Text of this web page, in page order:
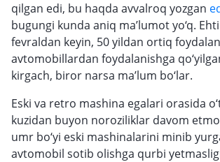
qilgan edi, bu haqda avvalroq yozgan
bugungi kunda aniq ma’lumot yo‘q.
fevraldan keyin, 50 yildan ortiq
avtomobillardan foydalanishga
kirgach, biror narsa ma’lum bo‘lar.
Eski va retro mashina egalari orasida
kuzidan buyon noroziliklar davom
umr bo‘yi eski mashinalarini minib
avtomobil sotib olishga qurbi